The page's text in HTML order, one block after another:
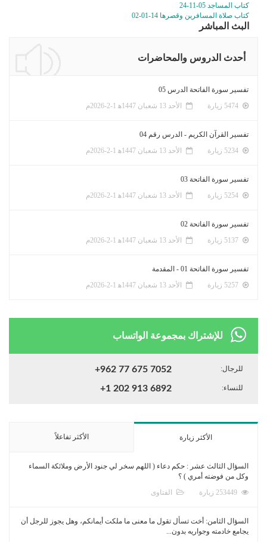
كتاب المساجد 05-11-24
كتاب صلاة المسافرين وقصرها 14-01-02
البث المباشر
أحدث الدروس والمحاضرات
تفسير سورة الفاتحة الدرس 05
الأحد 13 شعبان 1447ﻫ 1-2-2026م
تفسير القرآن الكريم - الدرس رقم 04
الأحد 13 شعبان 1447ﻫ 1-2-2026م
تفسير سورة الفاتحة 03
الأحد 13 شعبان 1447ﻫ 1-2-2026م
تفسير سورة الفاتحة 02
الأحد 13 شعبان 1447ﻫ 1-2-2026م
تفسير سورة الفاتحة 01 - المقدمة
الأحد 13 شعبان 1447ﻫ 1-2-2026م
للإشتراك بمجموعة الواتساب
للرجال: +962 77 675 7052
للنساء: +1 202 913 6892
الأكثر زيارة الأكثر تفاعلاً
السؤال الثالث عشر : حكم دعاء ( اللهم سخر لي جنود الأرض وملائكة السماء
وكل من فوضته أمري ) ؟
الفتاوى
السؤال الثامن: أخت تسأل تقول ما معنى ما ملكت أيمانكم، وهل يجوز للرجل أن
يجامع خادمته وجواريه بدون...